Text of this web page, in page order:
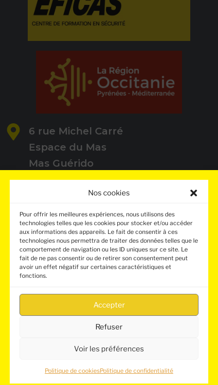
Nos cookies
Pour offrir les meilleures expériences, nous utilisons des
technologies telles que les cookies pour stocker et/ou accéder
aux informations des appareils. Le fait de consentir à ces
technologies nous permettra de traiter des données telles que le
comportement de navigation ou les ID uniques sur ce site. Le
fait de ne pas consentir ou de retirer son consentement peut
avoir un effet négatif sur certaines caractéristiques et
fonctions.
Accepter
Refuser
Voir les préférences
Politique de cookiesPolitique de confidentialité
6 rue Michel Carré
Espace du Mas
Mas Guérido
66330 CABESTANY (France)
Contactez-nous
Mentions légales - Politique de confidentialité
ÉTABLISSEMENT DE FORMATION
SÉCURITÉ
AUTORISATION ADMINISTRATIVE DÉLIVRÉE PAR LE
CNAPS – N° FOR-066-2027-10-11-20220587342
0816D